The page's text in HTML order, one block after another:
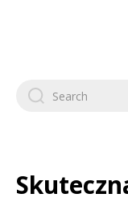
Search
for: